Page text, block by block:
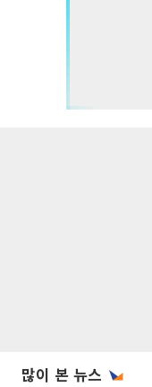
많이 본 뉴스